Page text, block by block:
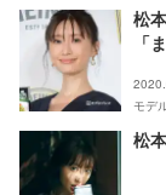
松
「
モデ
松